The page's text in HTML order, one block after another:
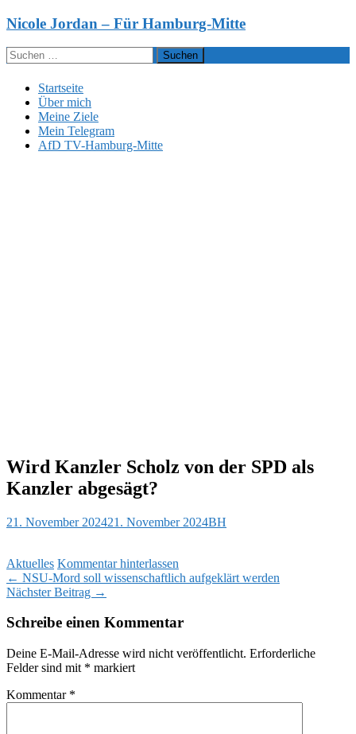
Zum
springen
Nicole Jordan – Für Hamburg-Mitte
Suchen
nach:
Startseite
Über mich
Meine Ziele
Mein Telegram
AfD TV-Hamburg-Mitte
Wird Kanzler Scholz von der SPD als
Kanzler abgesägt?
21. November 202421. November 2024BH
Aktuelles Kommentar hinterlassen
Beitragsnavigation
← NSU-Mord soll wissenschaftlich aufgeklärt werden
Nächster Beitrag →
Schreibe einen Kommentar
Deine E-Mail-Adresse wird nicht veröffentlicht. Erforderliche
Felder sind mit * markiert
Kommentar *